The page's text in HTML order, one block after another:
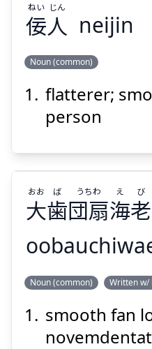
じ
Suspend
佞人
ねい じん
neijin
Noun (common)
flatterer;
person
海
老
え
び
大歯団扇海老
おお ば うちわ え び
Noun (common) Written w/
smooth fan